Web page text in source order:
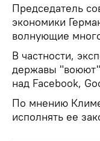
Председатель
экономики
волнующие
В частности,
державы "воюют"
над Facebook,
По мнению
исполнять ее